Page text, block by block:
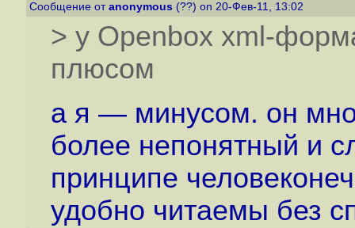
Сообщение от anonymous (??) on 20-Фев-11, 13:02
> у Openbox xml-
плюсом
а я — минусом. он
более непонятный и
принципе
удобно читаемы без